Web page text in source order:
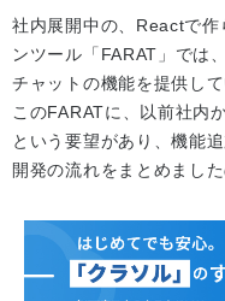
社内展開中の、Reactで作
ンツール「FARAT」では
チャットの機能を提供して
このFARATに、以前社内
という要望があり、機能
開発の流れをまとめまし